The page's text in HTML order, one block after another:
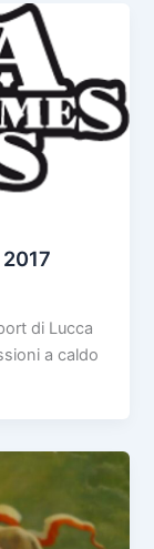
di Lucca
a caldo